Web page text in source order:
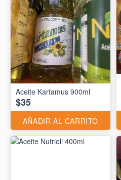
Aceite Kartamus 900ml
$35
AÑADIR AL CARRITO